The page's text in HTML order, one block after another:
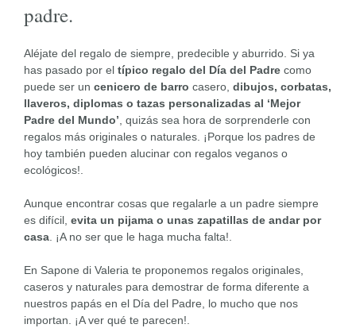
padre.
Aléjate del regalo de siempre, predecible y aburrido. Si ya
has pasado por el típico regalo del Día del Padre como
puede ser un cenicero de barro casero, dibujos, corbatas,
llaveros, diplomas o tazas personalizadas al ‘Mejor
Padre del Mundo’ , quizás sea hora de sorprenderle con
regalos más originales o naturales. ¡Porque los padres de
hoy también pueden alucinar con regalos veganos o
ecológicos!.
Aunque encontrar cosas que regalarle a un padre siempre
es difícil, evita un pijama o unas zapatillas de andar por
casa . ¡A no ser que le haga mucha falta!.
En Sapone di Valeria te proponemos regalos originales,
caseros y naturales para demostrar de forma diferente a
nuestros papás en el Día del Padre, lo mucho que nos
importan. ¡A ver qué te parecen!.